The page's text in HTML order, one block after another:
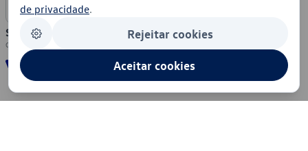
Segurança
de privacidade.
Rejeitar cookies
Aceitar cookies